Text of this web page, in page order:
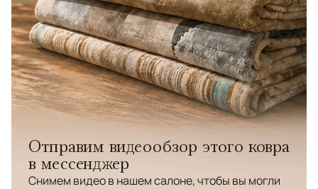
Отправим видеообзор этого ковра
в мессенджер
Снимем видео в нашем салоне, чтобы вы могли